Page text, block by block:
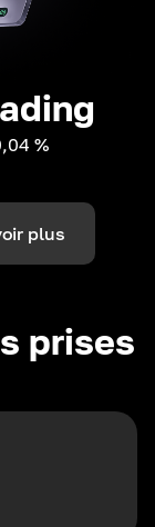
%
plus
prises